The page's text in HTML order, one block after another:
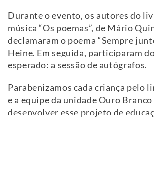
Durante o evento, os autores do
música “Os poemas”, de Mário
declamaram o poema “Sempre
Heine. Em seguida, participaram
esperado: a sessão de autógrafos.
Parabenizamos cada criança pelo
e a equipe da unidade Ouro
desenvolver esse projeto de